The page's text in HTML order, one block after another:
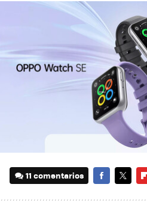
11 comentarios